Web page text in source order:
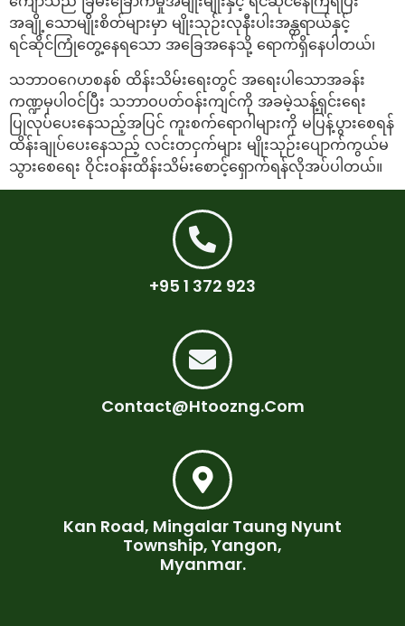
အချို့သောမျိုးစိတ်များမှာ မျိုးသုဉ်းလုနီးပါးအန္တရာယ်နှင့်
ရင်ဆိုင်ကြုံတွေ့နေရသော အခြေအနေသို့ ရောက်ရှိနေပါတယ်၊
သဘာဝဂေဟစနစ် ထိန်းသိမ်းရေးတွင် အရေးပါသောအခန်း
ကဏ္ဍမှပါဝင်ပြီး သဘာဝပတ်ဝန်းကျင်ကို အခမဲ့သန့်ရှင်းရေး
ပြုလုပ်ပေးနေသည့်အပြင် ကူးစက်ရောဂါများကို မပြန့်ပွားစေရန်
ထိန်းချုပ်ပေးနေသည့် လင်းတငှက်များ မျိုးသုဉ်းပျောက်ကွယ်မ
သွားစေရေး ဝိုင်းဝန်းထိန်းသိမ်းစောင့်ရှောက်ရန်လိုအပ်ပါတယ်။
+95 1 372 923
Contact@htoozng.com
Kan Road, Mingalar Taung Nyunt
Township, Yangon,
Myanmar.